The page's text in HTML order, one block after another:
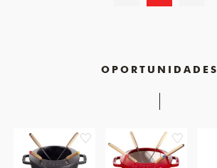
OPORTUNIDADES
favorite favorite